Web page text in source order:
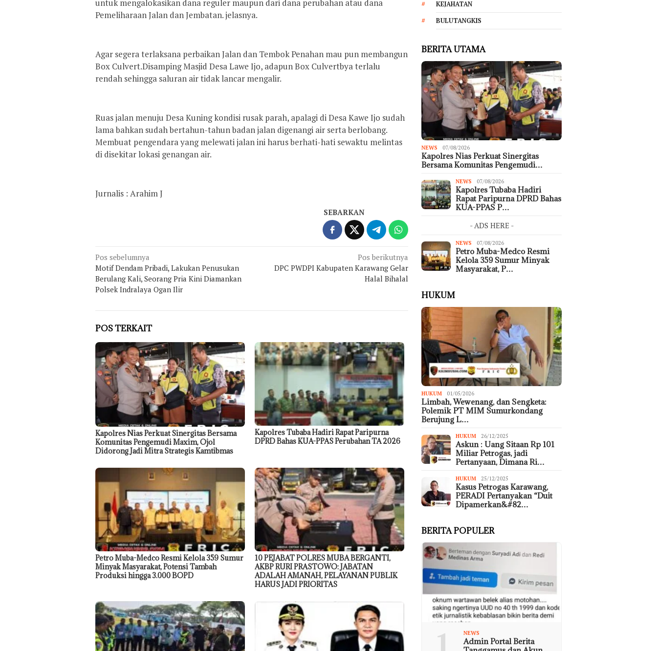
untuk mengalokasikan dana reguler maupun dari dana perubahan atau dana
Pemeliharaan Jalan dan Jembatan. jelasnya.
Agar segera terlaksana perbaikan Jalan dan Tembok Penahan mau pun membangun
Box Culvert.Disamping Masjid Desa Lawe Ijo, adapun Box Culvertbya terlalu
rendah sehingga saluran air tidak lancar mengalir.
Ruas jalan menuju Desa Kuning kondisi rusak parah, apalagi di Desa Kawe Ijo sudah
lama bahkan sudah bertahun-tahun badan jalan digenangi air serta berlobang.
Membuat pengendara yang melewati jalan ini harus berhati-hati sewaktu melintas
di disekitar lokasi genangan air.
Jurnalis : Arahim J
SEBARKAN
Navigasi
pos
Pos sebelumnya
Motif Dendam Pribadi, Lakukan Penusukan
Berulang Kali, Seorang Pria Kini Diamankan
Polsek Indralaya Ogan Ilir
Pos berikutnya
DPC PWDPI Kabupaten Karawang Gelar
Halal Bihalal
POS TERKAIT
Kapolres Nias Perkuat Sinergitas Bersama
Komunitas Pengemudi Maxim, Ojol
Didorong Jadi Mitra Strategis Kamtibmas
Kapolres Tubaba Hadiri Rapat Paripurna
DPRD Bahas KUA-PPAS Perubahan TA 2026
Petro Muba-Medco Resmi Kelola 359 Sumur
Minyak Masyarakat, Potensi Tambah
Produksi hingga 3.000 BOPD
10 PEJABAT POLRES MUBA BERGANTI,
AKBP RURI PRASTOWO: JABATAN
ADALAH AMANAH, PELAYANAN PUBLIK
HARUS JADI PRIORITAS
KEJAHATAN
BULUTANGKIS
BERITA UTAMA
NEWS 07/08/2026
Kapolres Nias Perkuat Sinergitas
Bersama Komunitas Pengemudi…
NEWS 07/08/2026
Kapolres Tubaba Hadiri
Rapat Paripurna DPRD Bahas
KUA-PPAS P…
- ADS HERE -
NEWS 07/08/2026
Petro Muba-Medco Resmi
Kelola 359 Sumur Minyak
Masyarakat, P…
HUKUM
HUKUM 01/05/2026
Limbah, Wewenang, dan Sengketa:
Polemik PT MIM Sumurkondang
Berujung L…
HUKUM 26/12/2025
Askun : Uang Sitaan Rp 101
Miliar Petrogas, jadi
Pertanyaan, Dimana Ri…
HUKUM 25/12/2025
Kasus Petrogas Karawang,
PERADI Pertanyakan “Duit
Dipamerkan&#82…
BERITA POPULER
NEWS
Admin Portal Berita